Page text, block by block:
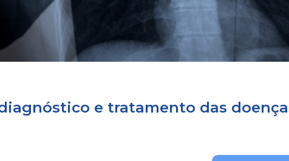
e tratamento das